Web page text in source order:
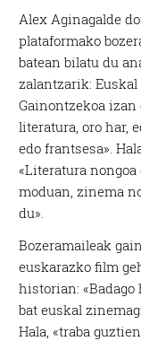
Alex Aginagalde
plataformako
batean bilatu du
zalantzarik:
Gainontzekoa
literatura, oro har,
edo frantsesa».
«Literatura
moduan, zinema
du».
Bozeramaileak
euskarazko film
historian: «Badago
bat euskal
Hala, «traba